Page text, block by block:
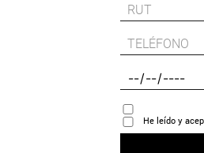
He leído y